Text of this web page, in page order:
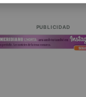
PUBLICIDAD